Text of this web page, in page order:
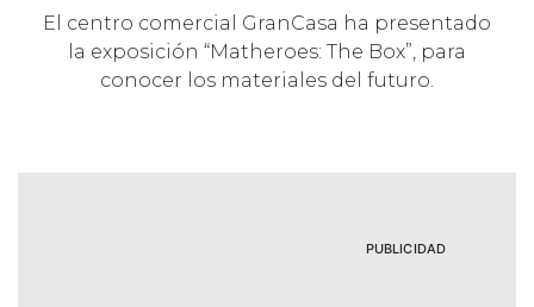
El centro comercial GranCasa ha presentado
la exposición “Matheroes: The Box”, para
conocer los materiales del futuro.
PUBLICIDAD